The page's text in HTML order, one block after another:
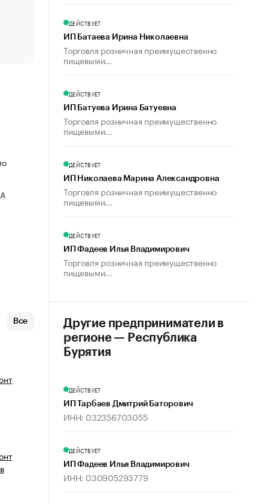
Что обвинения против Павла Дурова значат для
пользователей
Все
ДЕЙСТВУЕТ
ИП Батаева Ирина Николаевна
Торговля розничная преимущественно
пищевыми...
ДЕЙСТВУЕТ
ИП Батуева Ирина Батуевна
Торговля розничная преимущественно
пищевыми...
ДЕЙСТВУЕТ
ИП Николаева Марина Александровна
Торговля розничная преимущественно
пищевыми...
ДЕЙСТВУЕТ
ИП Фадеев Илья Владимирович
Торговля розничная преимущественно
пищевыми...
Другие предприниматели в
регионе — Республика
Бурятия
ДЕЙСТВУЕТ
ИП Тарбаев Дмитрий Баторович
ИНН: 032356703055
ДЕЙСТВУЕТ
ИП Фадеев Илья Владимирович
ИНН: 030905293779